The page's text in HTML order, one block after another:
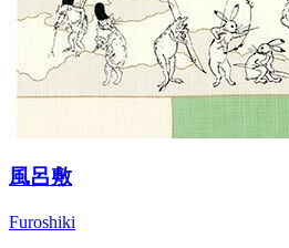
風呂敷
Furoshiki